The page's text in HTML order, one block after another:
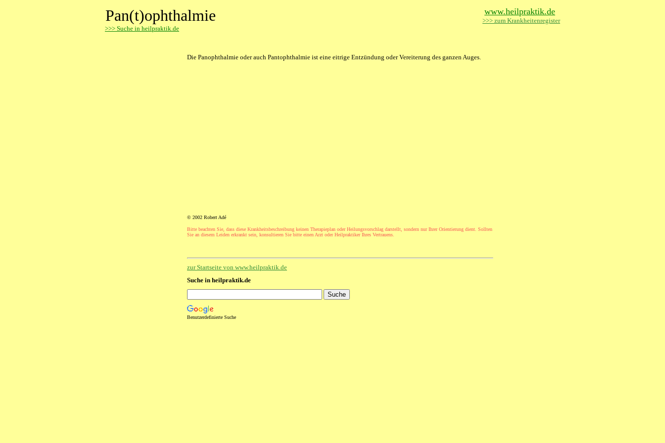
Pan(t)ophthalmie
>>> Suche in heilpraktik.de
www.heilpraktik.de
>>> zum Krankheitenregister
Die Panophthalmie oder auch Pantophthalmie ist eine eitrige Entzündung oder Vereiterung des ganzen Auges.
© 2002 Robert Adé
Bitte beachten Sie, dass diese Krankheitsbeschreibung keinen Therapieplan oder Heilungsvorschlag darstellt, sondern nur Ihrer Orientierung dient. Sollten
Sie an diesem Leiden erkrankt sein, konsultieren Sie bitte einen Arzt oder Heilpraktiker Ihres Vertrauens.
zur Startseite von www.heilpraktik.de
Suche in heilpraktik.de
Benutzerdefinierte Suche